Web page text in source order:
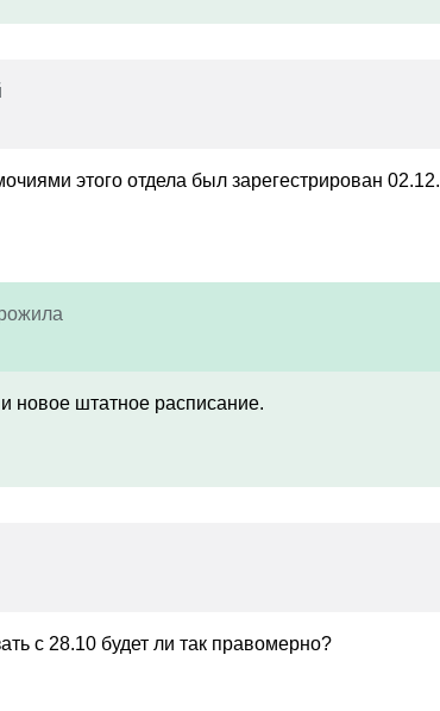
этого отдела был зарегестрирован
новое штатное расписание.
с 28.10 будет ли так правомерно?